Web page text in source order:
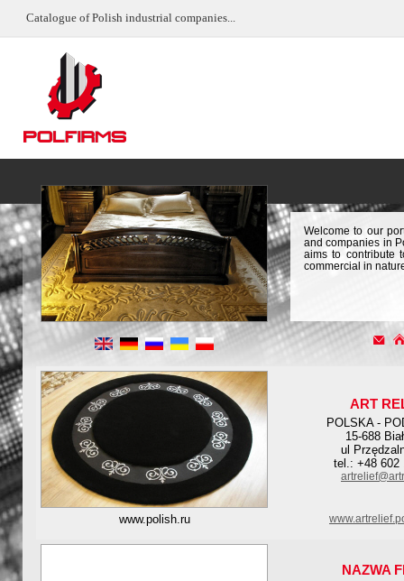
Catalogue of Polish industrial companies...
Welcome to our
and companies in
aims to contribute
commercial in
ART
POLSKA -
15-688
ul
tel.: +48 602
www.polish.ru
NAZWA